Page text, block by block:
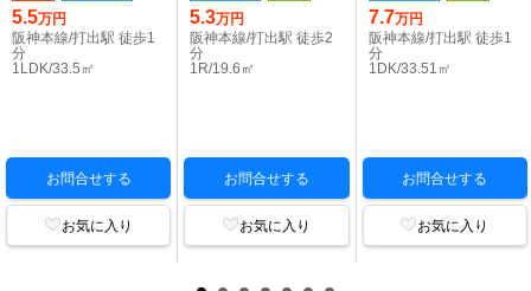
5.5万円
阪神本線/打出駅 徒歩1
分
1LDK/33.5㎡
お問合せする
お気に入り
5.3万円
阪神本線/打出駅 徒歩2
分
1R/19.6㎡
お問合せする
お気に入り
7.7万円
阪神本線/打出駅 徒歩1
分
1DK/33.51㎡
お問合せする
お気に入り